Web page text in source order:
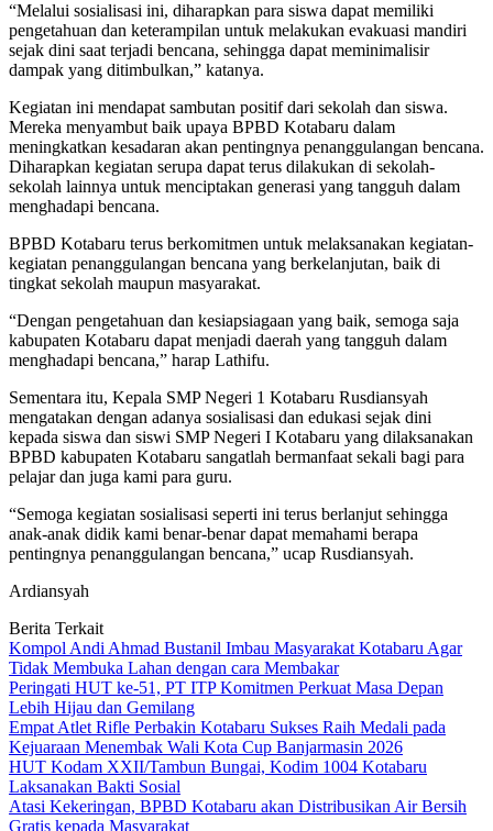
“Melalui sosialisasi ini, diharapkan para siswa dapat memiliki
pengetahuan dan keterampilan untuk melakukan evakuasi mandiri
sejak dini saat terjadi bencana, sehingga dapat meminimalisir
dampak yang ditimbulkan,” katanya.
Kegiatan ini mendapat sambutan positif dari sekolah dan siswa.
Mereka menyambut baik upaya BPBD Kotabaru dalam
meningkatkan kesadaran akan pentingnya penanggulangan bencana.
Diharapkan kegiatan serupa dapat terus dilakukan di sekolah-
sekolah lainnya untuk menciptakan generasi yang tangguh dalam
menghadapi bencana.
BPBD Kotabaru terus berkomitmen untuk melaksanakan kegiatan-
kegiatan penanggulangan bencana yang berkelanjutan, baik di
tingkat sekolah maupun masyarakat.
“Dengan pengetahuan dan kesiapsiagaan yang baik, semoga saja
kabupaten Kotabaru dapat menjadi daerah yang tangguh dalam
menghadapi bencana,” harap Lathifu.
Sementara itu, Kepala SMP Negeri 1 Kotabaru Rusdiansyah
mengatakan dengan adanya sosialisasi dan edukasi sejak dini
kepada siswa dan siswi SMP Negeri I Kotabaru yang dilaksanakan
BPBD kabupaten Kotabaru sangatlah bermanfaat sekali bagi para
pelajar dan juga kami para guru.
“Semoga kegiatan sosialisasi seperti ini terus berlanjut sehingga
anak-anak didik kami benar-benar dapat memahami berapa
pentingnya penanggulangan bencana,” ucap Rusdiansyah.
Ardiansyah
Berita Terkait
Kompol Andi Ahmad Bustanil Imbau Masyarakat Kotabaru Agar
Tidak Membuka Lahan dengan cara Membakar
Peringati HUT ke-51, PT ITP Komitmen Perkuat Masa Depan
Lebih Hijau dan Gemilang
Empat Atlet Rifle Perbakin Kotabaru Sukses Raih Medali pada
Kejuaraan Menembak Wali Kota Cup Banjarmasin 2026
HUT Kodam XXII/Tambun Bungai, Kodim 1004 Kotabaru
Laksanakan Bakti Sosial
Atasi Kekeringan, BPBD Kotabaru akan Distribusikan Air Bersih
Gratis kepada Masyarakat